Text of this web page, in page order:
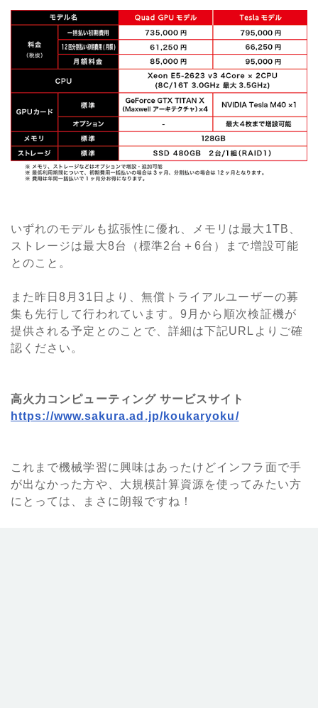
いずれのモデルも拡張性に優れ、メモリは最大1TB、
ストレージは最大8台（標準2台＋6台）まで増設可能
とのこと。
また昨日8月31日より、無償トライアルユーザーの募
集も先行して行われています。9月から順次検証機が
提供される予定とのことで、詳細は下記URLよりご確
認ください。
高火力コンピューティング サービスサイト
https://www.sakura.ad.jp/koukaryoku/
これまで機械学習に興味はあったけどインフラ面で手
が出なかった方や、大規模計算資源を使ってみたい方
にとっては、まさに朗報ですね！